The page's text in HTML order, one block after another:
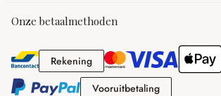
Onze betaalmethoden
RekeningRekening
VooruitbetalingVooruitbetaling